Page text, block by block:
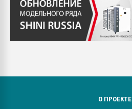
О ПРОЕКТЕ